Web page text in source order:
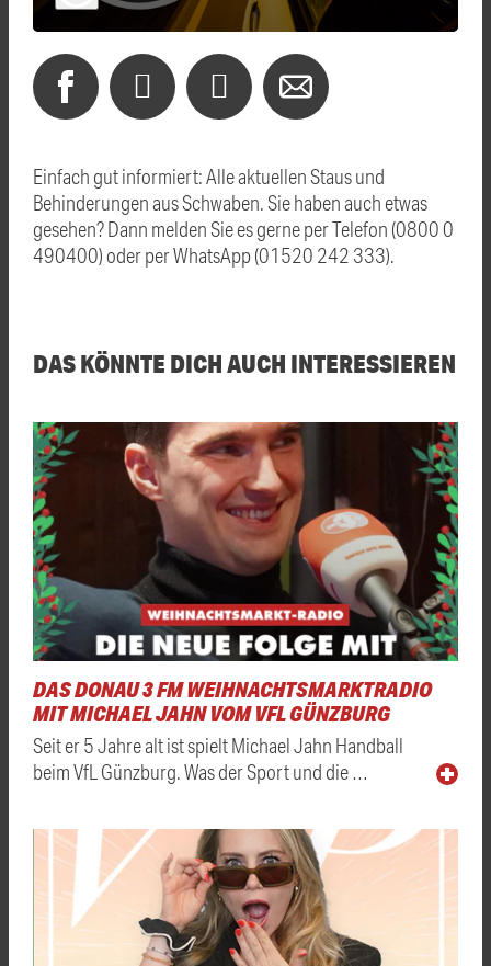
Einfach gut informiert: Alle aktuellen Staus und
Behinderungen aus Schwaben. Sie haben auch etwas
gesehen? Dann melden Sie es gerne per Telefon (0800 0
490400) oder per WhatsApp (01520 242 333).
DAS KÖNNTE DICH AUCH INTERESSIEREN
DAS DONAU 3 FM WEIHNACHTSMARKTRADIO
MIT MICHAEL JAHN VOM VFL GÜNZBURG
Seit er 5 Jahre alt ist spielt Michael Jahn Handball
beim VfL Günzburg. Was der Sport und die …